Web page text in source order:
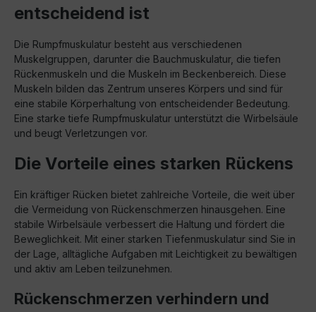
entscheidend ist
Die Rumpfmuskulatur besteht aus verschiedenen
Muskelgruppen, darunter die Bauchmuskulatur, die tiefen
Rückenmuskeln und die Muskeln im Beckenbereich. Diese
Muskeln bilden das Zentrum unseres Körpers und sind für
eine stabile Körperhaltung von entscheidender Bedeutung.
Eine starke tiefe Rumpfmuskulatur unterstützt die Wirbelsäule
und beugt Verletzungen vor.
Die Vorteile eines starken Rückens
Ein kräftiger Rücken bietet zahlreiche Vorteile, die weit über
die Vermeidung von Rückenschmerzen hinausgehen. Eine
stabile Wirbelsäule verbessert die Haltung und fördert die
Beweglichkeit. Mit einer starken Tiefenmuskulatur sind Sie in
der Lage, alltägliche Aufgaben mit Leichtigkeit zu bewältigen
und aktiv am Leben teilzunehmen.
Rückenschmerzen verhindern und